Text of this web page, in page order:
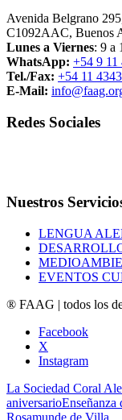
Avenida Belgrano
C1092AAC, Buenos
Lunes a Viernes: 9 a
WhatsApp: +54 9 11
Tel./Fax: +54 11
E-Mail:
Redes Sociales
Nuestros
LENGUA
EVENTOS
® FAAG | todos los
Facebook
X
Instagram
La Sociedad Coral
aniversarioEnseñanza